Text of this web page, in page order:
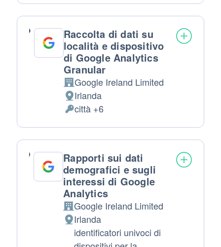
Raccolta di dati su
località e dispositivo
di Google Analytics
Granular
Azienda:
Google Ireland Limited
Luogo del trattamento:
Irlanda
Dati Personali trattati:
città +6
Rapporti sui dati
demografici e sugli
interessi di Google
Analytics
Azienda:
Google Ireland Limited
Luogo del trattamento:
Irlanda
identificatori univoci di